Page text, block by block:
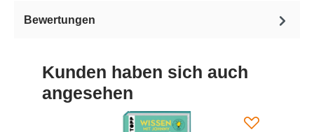
Bewertungen
Kunden haben sich auch
angesehen